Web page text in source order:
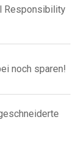
Responsibility
noch sparen!